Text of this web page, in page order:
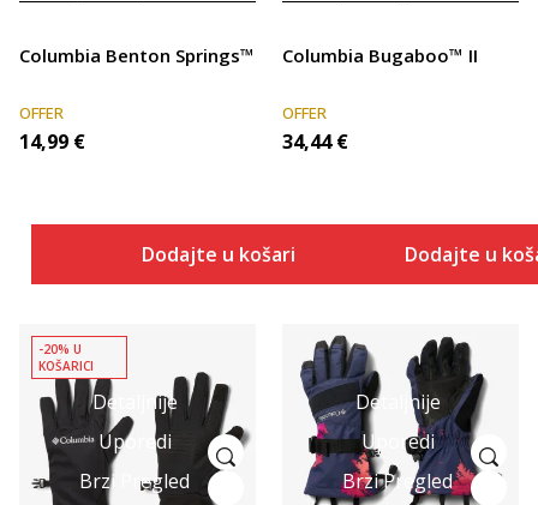
Columbia Benton Springs™
OFFER
14,99 €
Dodajte u košaricu
Columbia Bugaboo™ II
OFFER
34,44 €
Dodajte u
Detaljnije
Uporedi
Brzi Pregled
-20% U
KOŠARICI
Detaljnije
Uporedi
Brzi Pregled